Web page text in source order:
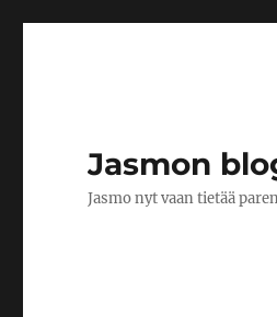
Jasmon
Jasmo nyt vaan tietää